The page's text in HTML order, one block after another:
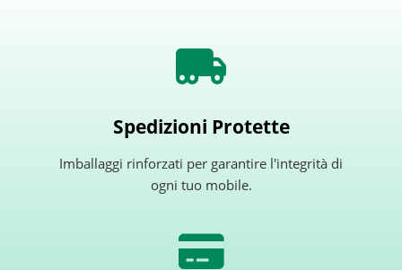
Spedizioni Protette
Imballaggi rinforzati per garantire l'integrità di
ogni tuo mobile.